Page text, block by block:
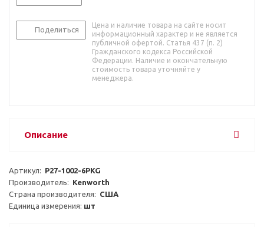
Поделиться
Цена и наличие товара на сайте носит
информационный характер и не является
публичной офертой. Статья 437 (п. 2)
Гражданского кодекса Российской
Федерации. Наличие и окончательную
стоимость товара уточняйте у
менеджера.
Описание
Артикул: P27-1002-6PKG
Производитель: Kenworth
Страна производителя: США
Единица измерения: шт